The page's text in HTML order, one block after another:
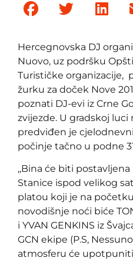
Hercegnovska DJ
Nuovo, uz podršku
Turističke organizacije,
žurku za doček Nove
poznati DJ-evi iz Crne
zvijezde. U gradskoj luci
predviđen je
počinje tačno u podne
,,Bina će biti
Stanice ispod velikog
platou koji je na
novodišnje noći biće
i YVAN GENKINS iz
GCN ekipe (P.S,
atmosferu će upotpuniti